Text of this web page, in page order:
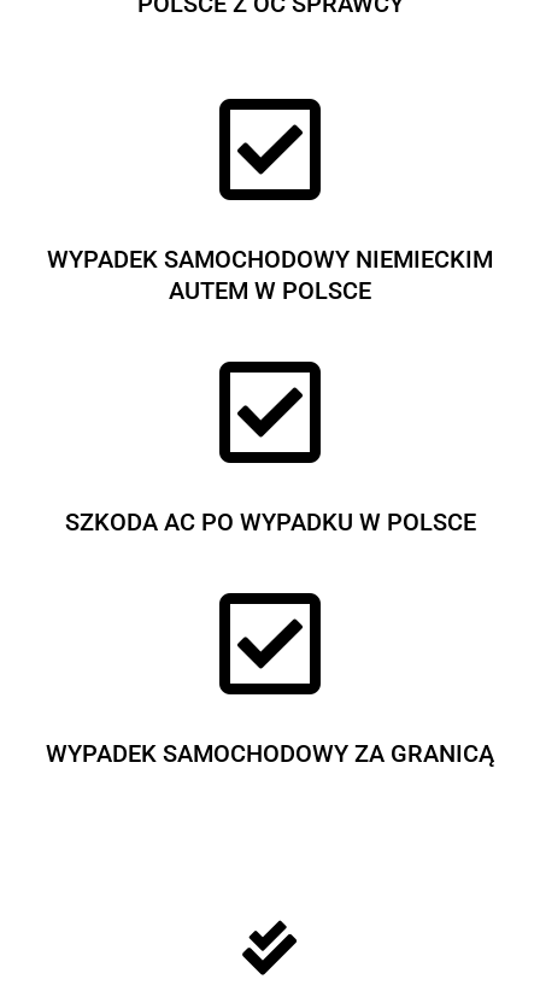

WYPADEK SAMOCHODOWY NIEMIECKIM
AUTEM W POLSCE

SZKODA AC PO WYPADKU W POLSCE

WYPADEK SAMOCHODOWY ZA GRANICĄ
